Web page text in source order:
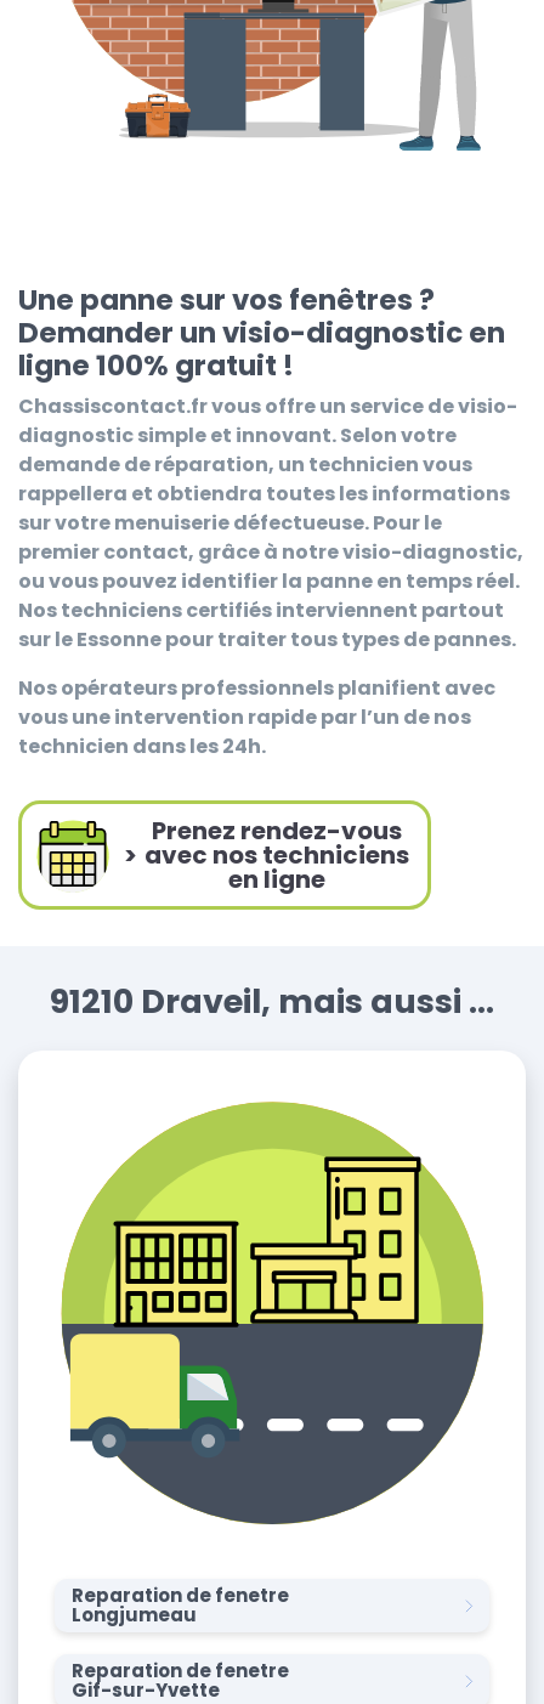
Une panne sur vos fenêtres ?
Demander un visio-diagnostic en
ligne 100% gratuit !
Chassiscontact.frvous offre un service de visio-
diagnostic simple et innovant. Selon votre
demande de réparation, un technicien vous
rappellera et obtiendra toutes les informations
sur votre menuiserie défectueuse. Pour le
premier contact, grâce à notre visio-diagnostic,
ou vous pouvez identifier la panne en temps réel.
Nos techniciens certifiés interviennent partout
sur le Essonne pour traiter tous types de pannes.
Nos opérateurs professionnels planifient avec
vous une intervention rapide par l’un de nos
technicien dans les 24h.
>
Prenez rendez-vous
avec nos techniciens
en ligne
91210 Draveil, mais aussi ...
Reparation de fenetre
Longjumeau
Reparation de fenetre
Gif-sur-Yvette